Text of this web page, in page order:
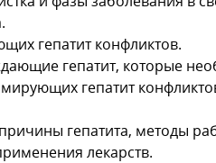
гепатит конфликтов.
гепатит, которые
гепатит
гепатита, методы
лекарств.